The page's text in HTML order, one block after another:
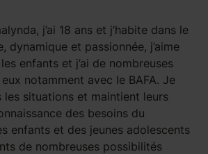
j’ai 18 ans et j’habite dans le
dynamique et passionnée, j’aime
enfants et j’ai de nombreuses
notamment avec le BAFA. Je
les situations et maintient leurs
des besoins du
enfants et des jeunes adolescents
de nombreuses possibilités